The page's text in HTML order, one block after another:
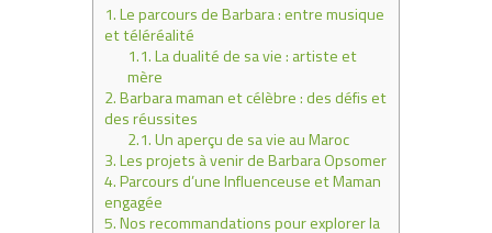
1.Le parcours de Barbara : entre musique
et téléréalité
1.1.La dualité de sa vie : artiste et
mère
2.Barbara maman et célèbre : des défis et
des réussites
2.1.Un aperçu de sa vie au Maroc
3.Les projets à venir de Barbara Opsomer
4.Parcours d’une Influenceuse et Maman
engagée
5.Nos recommandations pour explorer la